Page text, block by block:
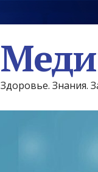
Здоровье. Знания.